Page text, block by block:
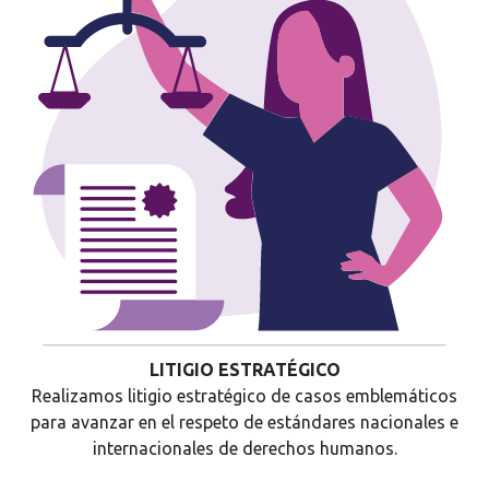
LITIGIO ESTRATÉGICO
Realizamos litigio estratégico de casos emblemáticos
para avanzar en el respeto de estándares nacionales e
internacionales de derechos humanos.